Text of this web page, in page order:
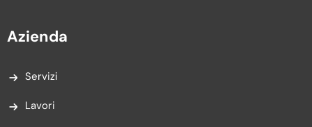
Azienda
Servizi
Lavori